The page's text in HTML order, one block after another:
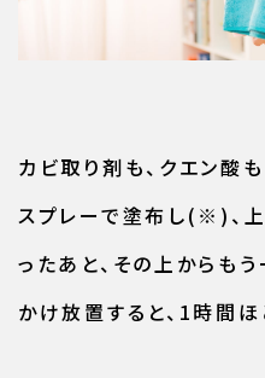
カビ取り剤も、クエン酸
スプレーで塗布し(※)、
ったあと、その上からも
かけ放置すると、1時間